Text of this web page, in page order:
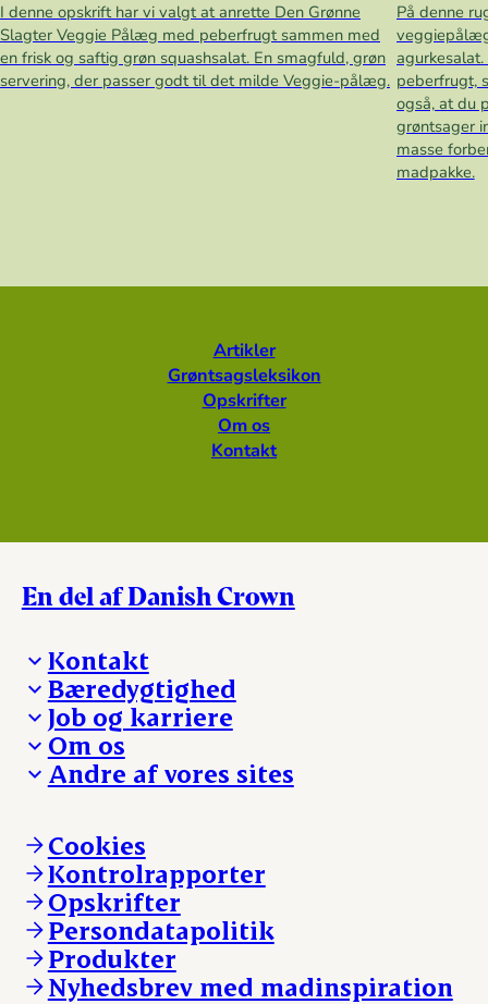
I denne opskrift har vi valgt at anrette Den Grønne
Slagter Veggie Pålæg med peberfrugt sammen med
en frisk og saftig grøn squashsalat. En smagfuld, grøn
servering, der passer godt til det milde Veggie-pålæg.
På denne
peberfrugt,
også, at du
grøntsager
masse
madpakke.
Artikler
Grøntsagsleksikon
Opskrifter
Om os
Kontakt
En del af Danish Crown
Kontakt
Besøg Danish Crown
Presse og nyheder
Reklamationer
Whistleblower
Øvrige henvendelser
Bæredygtighed
Fra jord til bord
Hverdagen
Ansvarlighed og nøgletal
Job og karriere
Arbejd med os
Ledige stillinger
Om os
Hvem er vi
Vores resultater
Vores lokationer
Kontakt
Andre af vores sites
Andelsejere - kreatur
Danishcrownprofessional.com
DAT-Schaub.com
ESS-FOOD.com
Fonden Dansk Gastronomi
KLS.se
nordicspoor.com
Scanhide.dk
Cookies
Kontrolrapporter
Opskrifter
Persondatapolitik
Produkter
Nyhedsbrev med madinspiration